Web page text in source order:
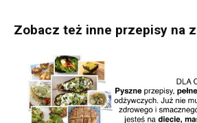
Zobacz też inne przepisy na